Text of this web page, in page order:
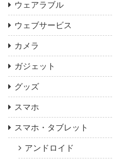
ウェアラブル
ウェブサービス
カメラ
ガジェット
グッズ
スマホ
スマホ・タブレット
アンドロイド